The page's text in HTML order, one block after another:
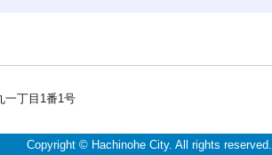
目1番1号
Copyright © Hachinohe City. All rights reserved.